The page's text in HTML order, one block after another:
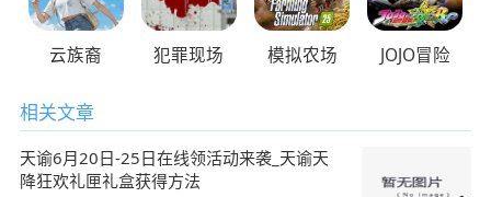
云族裔 犯罪现场 模拟农场 JOJO冒险
相关文章
天谕6月20日-25日在线领活动来袭_天谕天
降狂欢礼匣礼盒获得方法